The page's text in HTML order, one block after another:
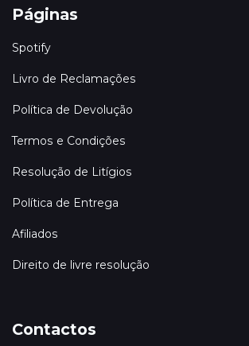
Páginas
Spotify
Livro de Reclamações
Política de Devolução
Termos e Condições
Resolução de Litígios
Política de Entrega
Afiliados
Direito de livre resolução
Contactos